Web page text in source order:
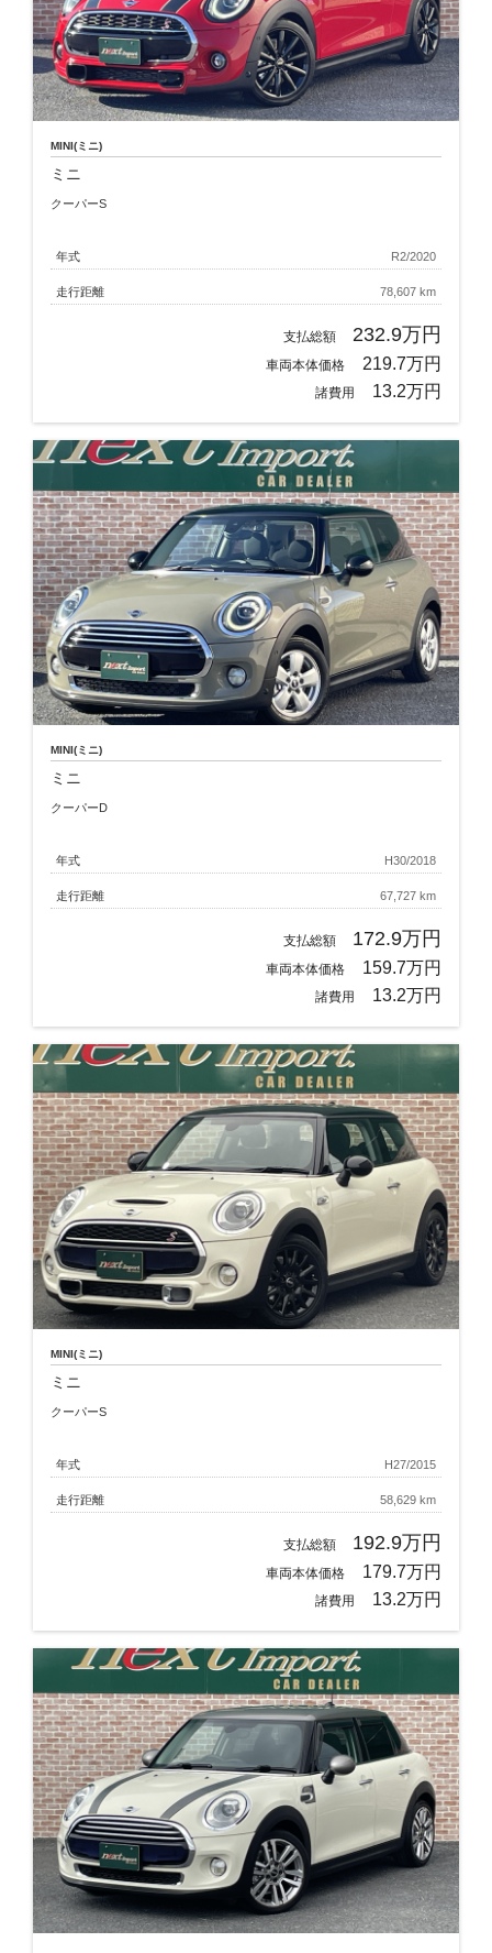
MINI(ミニ)
ミニ
クーパーS
年式 R2/2020
走行距離 78,607 km
支払総額 232.9万円
車両本体価格 219.7万円
諸費用 13.2万円
MINI(ミニ)
ミニ
クーパーD
年式 H30/2018
走行距離 67,727 km
支払総額 172.9万円
車両本体価格 159.7万円
諸費用 13.2万円
MINI(ミニ)
ミニ
クーパーS
年式 H27/2015
走行距離 58,629 km
支払総額 192.9万円
車両本体価格 179.7万円
諸費用 13.2万円